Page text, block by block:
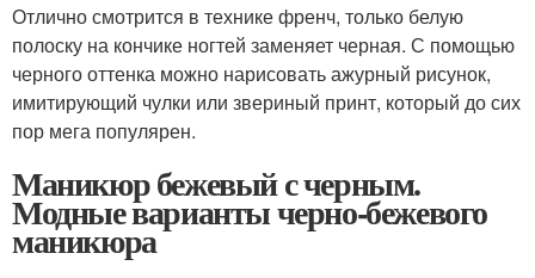
Отлично смотрится в технике френч, только белую
полоску на кончике ногтей заменяет черная. С помощью
черного оттенка можно нарисовать ажурный рисунок,
имитирующий чулки или звериный принт, который до сих
пор мега популярен.
Маникюр бежевый с черным.
Модные варианты черно-бежевого
маникюра